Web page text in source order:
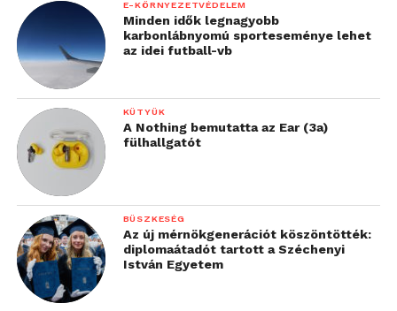
E-KÖRNYEZETVÉDELEM
Minden idők legnagyobb
karbonlábnyomú sporteseménye lehet
az idei futball-vb
KÜTYÜK
A Nothing bemutatta az Ear (3a)
fülhallgatót
BÜSZKESÉG
Az új mérnökgenerációt köszöntötték:
diplomaátadót tartott a Széchenyi
István Egyetem